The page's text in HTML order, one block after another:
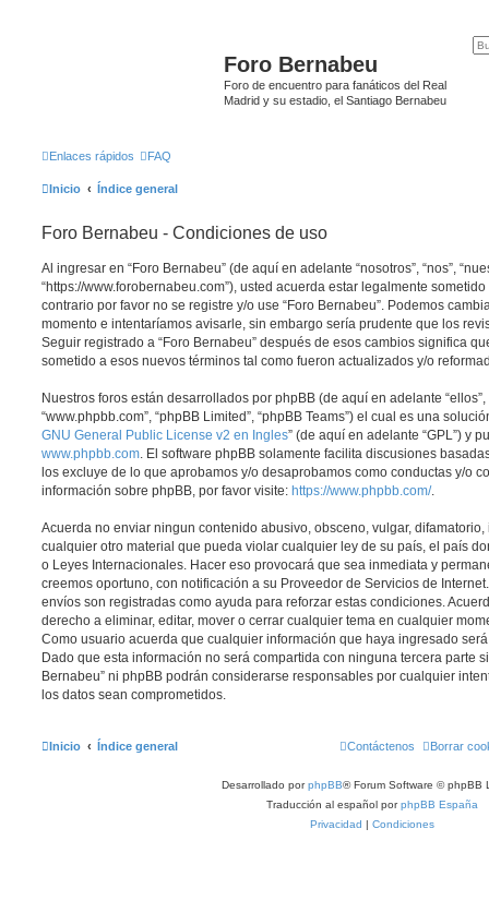
Foro Bernabeu
Foro de encuentro para fanáticos del Real
Madrid y su estadio, el Santiago Bernabeu
Enlaces rápidos FAQ
Inicio Índice general
Foro Bernabeu - Condiciones de uso
Al ingresar en “Foro Bernabeu” (de aquí en adelante “nosotros”, “nos”,
“https://www.forobernabeu.com”), usted acuerda estar legalmente
contrario por favor no se registre y/o use “Foro Bernabeu”. Podemos
momento e intentaríamos avisarle, sin embargo sería prudente que los
Seguir registrado a “Foro Bernabeu” después de esos cambios significa
sometido a esos nuevos términos tal como fueron actualizados y/o
Nuestros foros están desarrollados por phpBB (de aquí en adelante “ellos”,
“www.phpbb.com”, “phpBB Limited”, “phpBB Teams”) el cual es una
GNU General Public License v2 en Ingles” (de aquí en adelante “GPL”) y
www.phpbb.com . El software phpBB solamente facilita discusiones
los excluye de lo que aprobamos y/o desaprobamos como conductas y/o
información sobre phpBB, por favor visite: https://www.phpbb.com/.
Acuerda no enviar ningun contenido abusivo, obsceno, vulgar,
cualquier otro material que pueda violar cualquier ley de su país, el país
o Leyes Internacionales. Hacer eso provocará que sea inmediata y
creemos oportuno, con notificación a su Proveedor de Servicios de
envíos son registradas como ayuda para reforzar estas condiciones.
derecho a eliminar, editar, mover o cerrar cualquier tema en cualquier
Como usuario acuerda que cualquier información que haya ingresado
Dado que esta información no será compartida con ninguna tercera parte
Bernabeu” ni phpBB podrán considerarse responsables por cualquier
los datos sean comprometidos.
Inicio Índice general Borrar
Contáctenos
Desarrollado porphpBB® Forum Software © phpBB
Traducción al español porphpBB España
Privacidad | Condiciones